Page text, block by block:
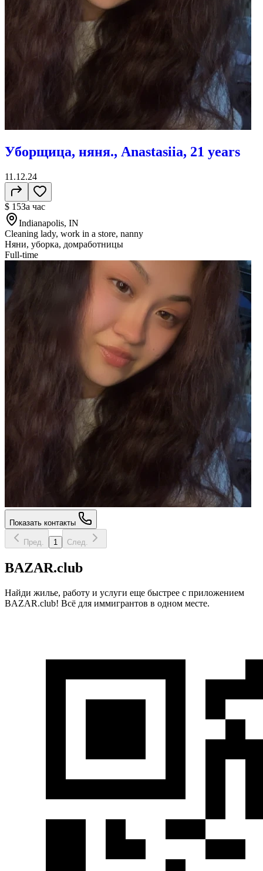
Уборщица, няня., Anastasiia, 21 years
11.12.24
$ 15За час
Indianapolis, IN
Cleaning lady, work in a store, nanny
Няни, уборка, домработницы
Full-time
Показать контакты
Пред. 1 След.
BAZAR.club
Найди жилье, работу и услуги еще быстрее с приложением
BAZAR.club! Всё для иммигрантов в одном месте.